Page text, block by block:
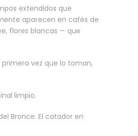
extendidos que
aparecen en cafés de
flores blancas — que
vez que lo toman,
limpio.
Bronce. El catador en